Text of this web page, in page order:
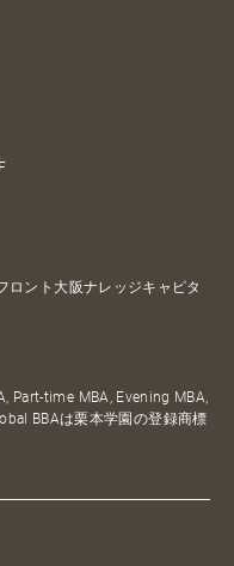
ント大阪ナレッジキャピタ
Part-time MBA, Evening MBA,
BBAは栗本学園の登録商標